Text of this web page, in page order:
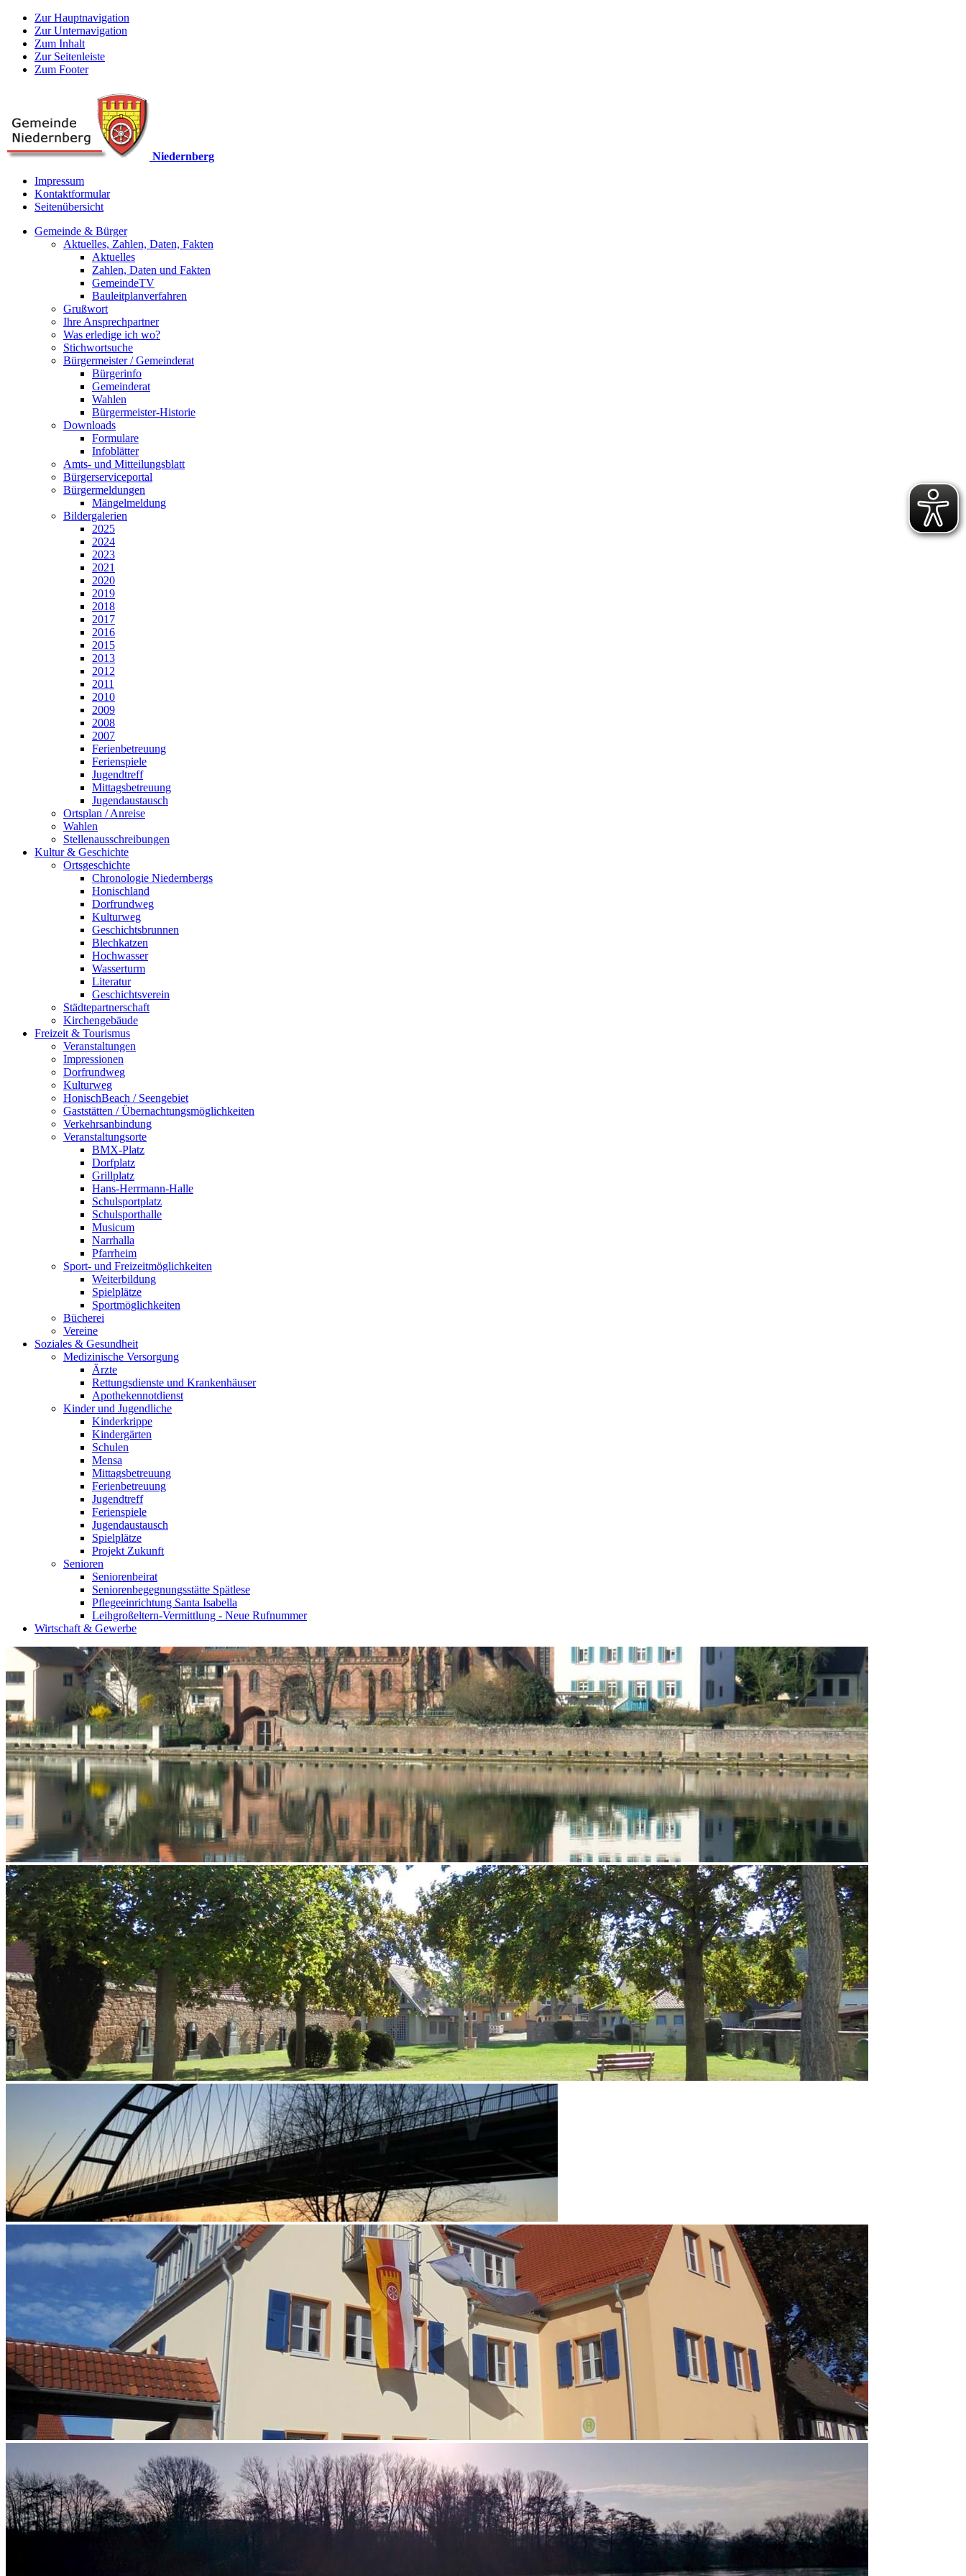
Zur Hauptnavigation
Zur Unternavigation
Zum Inhalt
Zur Seitenleiste
Zum Footer
Niedernberg
Impressum
Kontaktformular
Seitenübersicht
Gemeinde & Bürger
Aktuelles, Zahlen, Daten, Fakten
Aktuelles
Zahlen, Daten und Fakten
GemeindeTV
Bauleitplanverfahren
Grußwort
Ihre Ansprechpartner
Was erledige ich wo?
Stichwortsuche
Bürgermeister / Gemeinderat
Bürgerinfo
Gemeinderat
Wahlen
Bürgermeister-Historie
Downloads
Formulare
Infoblätter
Amts- und Mitteilungsblatt
Bürgerserviceportal
Bürgermeldungen
Mängelmeldung
Bildergalerien
2025
2024
2023
2021
2020
2019
2018
2017
2016
2015
2013
2012
2011
2010
2009
2008
2007
Ferienbetreuung
Ferienspiele
Jugendtreff
Mittagsbetreuung
Jugendaustausch
Ortsplan / Anreise
Wahlen
Stellenausschreibungen
Kultur & Geschichte
Ortsgeschichte
Chronologie Niedernbergs
Honischland
Dorfrundweg
Kulturweg
Geschichtsbrunnen
Blechkatzen
Hochwasser
Wasserturm
Literatur
Geschichtsverein
Städtepartnerschaft
Kirchengebäude
Freizeit & Tourismus
Veranstaltungen
Impressionen
Dorfrundweg
Kulturweg
HonischBeach / Seengebiet
Gaststätten / Übernachtungsmöglichkeiten
Verkehrsanbindung
Veranstaltungsorte
BMX-Platz
Dorfplatz
Grillplatz
Hans-Herrmann-Halle
Schulsportplatz
Schulsporthalle
Musicum
Narrhalla
Pfarrheim
Sport- und Freizeitmöglichkeiten
Weiterbildung
Spielplätze
Sportmöglichkeiten
Bücherei
Vereine
Soziales & Gesundheit
Medizinische Versorgung
Ärzte
Rettungsdienste und Krankenhäuser
Apothekennotdienst
Kinder und Jugendliche
Kinderkrippe
Kindergärten
Schulen
Mensa
Mittagsbetreuung
Ferienbetreuung
Jugendtreff
Ferienspiele
Jugendaustausch
Spielplätze
Projekt Zukunft
Senioren
Seniorenbeirat
Seniorenbegegnungsstätte Spätlese
Pflegeeinrichtung Santa Isabella
Leihgroßeltern-Vermittlung - Neue Rufnummer
Wirtschaft & Gewerbe